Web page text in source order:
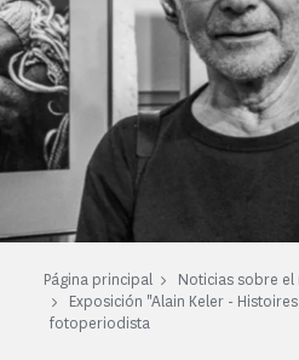
Página principal
Noticias sobre
Exposición "Alain Keler -
fotoperiodista